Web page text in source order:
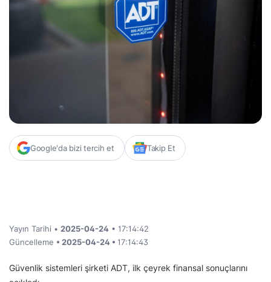
Google'da bizi tercih et Takip Et
Yayın Tarihi • 2025-04-24 • 17:14:42
Güncelleme • 2025-04-24 • 17:14:43
Güvenlik sistemleri şirketi ADT, ilk çeyrek finansal sonuçlarını